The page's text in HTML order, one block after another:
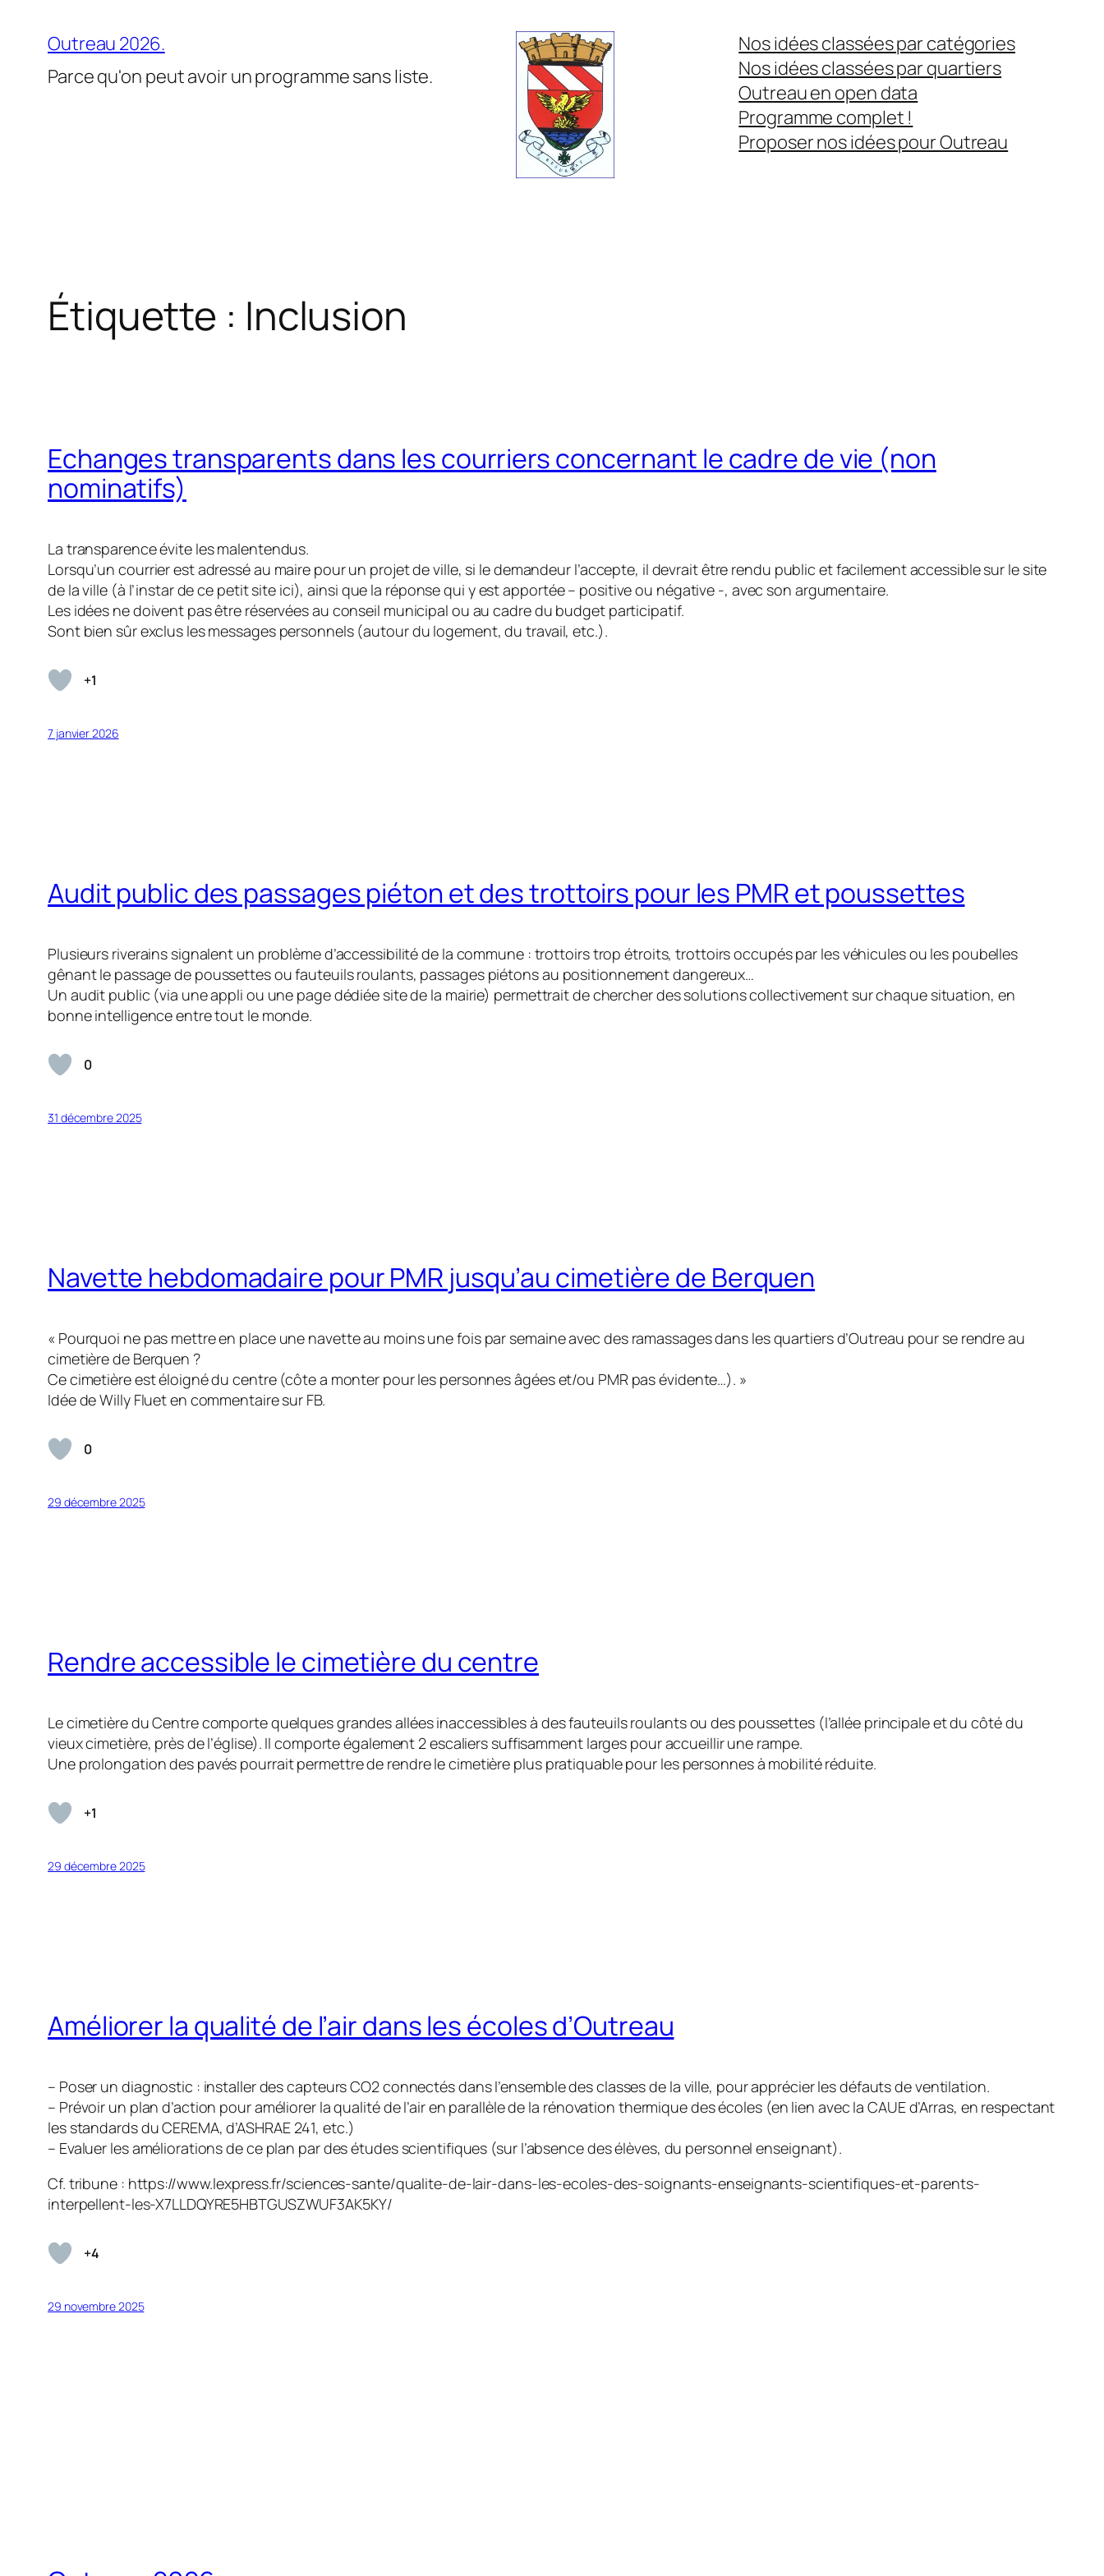
contenu
Outreau 2026.
Parce qu'on peut avoir un programme sans liste.
Nos idées classées par catégories
Nos idées classées par quartiers
Outreau en open data
Programme complet !
Proposer nos idées pour Outreau
Étiquette : Inclusion
Echanges transparents dans les courriers concernant le cadre de vie (non
nominatifs)
La transparence évite les malentendus.
Lorsqu’un courrier est adressé au maire pour un projet de ville, si le demandeur l’accepte, il devrait être rendu public et facilement accessible sur le site
de la ville (à l’instar de ce petit site ici), ainsi que la réponse qui y est apportée – positive ou négative -, avec son argumentaire.
Les idées ne doivent pas être réservées au conseil municipal ou au cadre du budget participatif.
Sont bien sûr exclus les messages personnels (autour du logement, du travail, etc.).
+1
7 janvier 2026
Audit public des passages piéton et des trottoirs pour les PMR et poussettes
Plusieurs riverains signalent un problème d’accessibilité de la commune : trottoirs trop étroits, trottoirs occupés par les véhicules ou les poubelles
gênant le passage de poussettes ou fauteuils roulants, passages piétons au positionnement dangereux…
Un audit public (via une appli ou une page dédiée site de la mairie) permettrait de chercher des solutions collectivement sur chaque situation, en
bonne intelligence entre tout le monde.
0
31 décembre 2025
Navette hebdomadaire pour PMR jusqu’au cimetière de Berquen
« Pourquoi ne pas mettre en place une navette au moins une fois par semaine avec des ramassages dans les quartiers d’Outreau pour se rendre au
cimetière de Berquen ?
Ce cimetière est éloigné du centre (côte a monter pour les personnes âgées et/ou PMR pas évidente…). »
Idée de Willy Fluet en commentaire sur FB.
0
29 décembre 2025
Rendre accessible le cimetière du centre
Le cimetière du Centre comporte quelques grandes allées inaccessibles à des fauteuils roulants ou des poussettes (l’allée principale et du côté du
vieux cimetière, près de l’église). Il comporte également 2 escaliers suffisamment larges pour accueillir une rampe.
Une prolongation des pavés pourrait permettre de rendre le cimetière plus pratiquable pour les personnes à mobilité réduite.
+1
29 décembre 2025
Améliorer la qualité de l’air dans les écoles d’Outreau
– Poser un diagnostic : installer des capteurs CO2 connectés dans l’ensemble des classes de la ville, pour apprécier les défauts de ventilation.
– Prévoir un plan d’action pour améliorer la qualité de l’air en parallèle de la rénovation thermique des écoles (en lien avec la CAUE d’Arras, en respectant
les standards du CEREMA, d’ASHRAE 241, etc.)
– Evaluer les améliorations de ce plan par des études scientifiques (sur l’absence des élèves, du personnel enseignant).
Cf. tribune : https://www.lexpress.fr/sciences-sante/qualite-de-lair-dans-les-ecoles-des-soignants-enseignants-scientifiques-et-parents-
interpellent-les-X7LLDQYRE5HBTGUSZWUF3AK5KY/
+4
29 novembre 2025